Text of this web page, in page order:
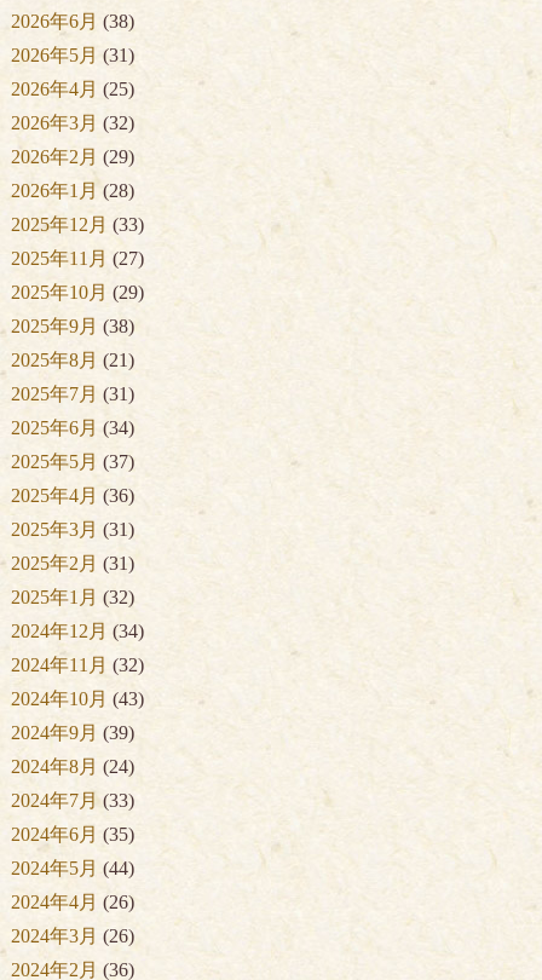
2026年6月 (38)
2026年5月 (31)
2026年4月 (25)
2026年3月 (32)
2026年2月 (29)
2026年1月 (28)
2025年12月 (33)
2025年11月 (27)
2025年10月 (29)
2025年9月 (38)
2025年8月 (21)
2025年7月 (31)
2025年6月 (34)
2025年5月 (37)
2025年4月 (36)
2025年3月 (31)
2025年2月 (31)
2025年1月 (32)
2024年12月 (34)
2024年11月 (32)
2024年10月 (43)
2024年9月 (39)
2024年8月 (24)
2024年7月 (33)
2024年6月 (35)
2024年5月 (44)
2024年4月 (26)
2024年3月 (26)
2024年2月 (36)